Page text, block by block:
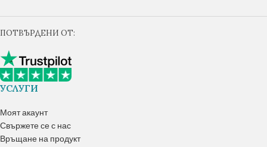
ПОТВЪРДЕНИ ОТ:
УСЛУГИ
Моят акаунт
Свържете се с нас
Връщане на продукт